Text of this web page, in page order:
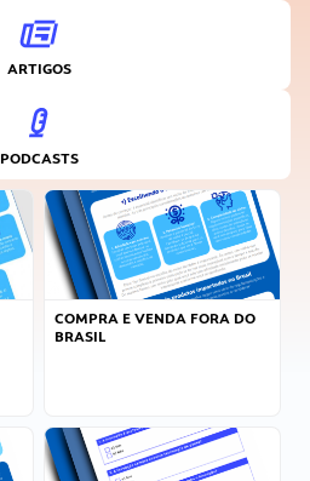
ARTIGOS
PODCASTS
COMPRA E VENDA FORA DO
BRASIL